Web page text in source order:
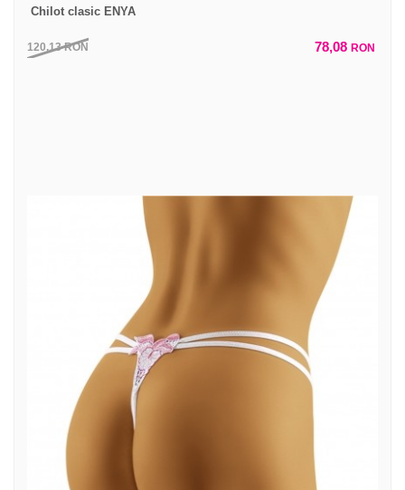
Chilot clasic ENYA
120,13RON 78,08 RON